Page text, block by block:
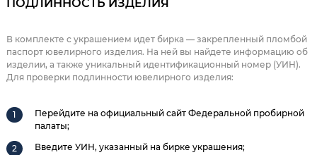
В комплекте с украшением идет бирка — закрепленный пломбой
паспорт ювелирного изделия. На ней вы найдете информацию об
изделии, а также уникальный идентификационный номер (УИН).
Для проверки подлинности ювелирного изделия:
Перейдите на официальный сайт Федеральной пробирной
палаты;
Введите УИН, указанный на бирке украшения;